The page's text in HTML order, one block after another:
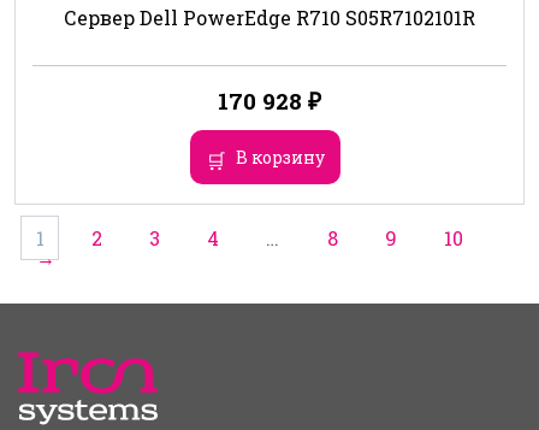
Сервер Dell PowerEdge R710 S05R7102101R
170 928 ₽
В корзину
1 2 3 4 … 8 9 10
→